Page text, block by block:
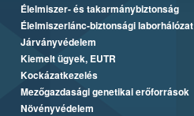
Élelmiszer- és takarmánybiztonság
Élelmiszerlánc-biztonsági laborhálózat
Járványvédelem
Kiemelt ügyek, EUTR
Kockázatkezelés
Mezőgazdasági genetikai erőforrások
Növényvédelem